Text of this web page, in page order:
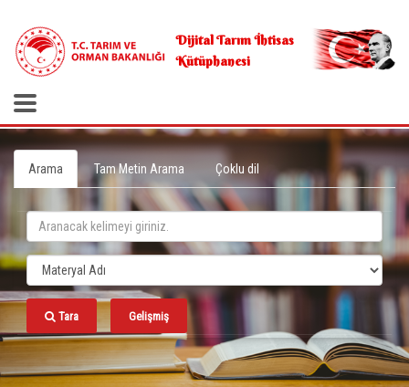
Dijital Tarım İhtisas
Kütüphanesi
Arama Tam Metin Arama Çoklu dil
Tara Gelişmiş